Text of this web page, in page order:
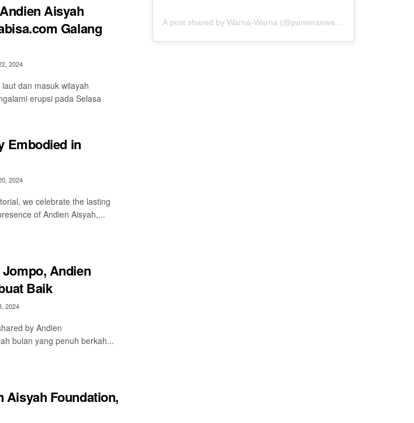
Aisyah
Galang
2024
dan masuk wilayah
erupsi pada Selasa
Embodied in
2024
we celebrate the lasting
of Andien Aisyah,...
Andien
Baik
2024
by Andien
bulan yang penuh berkah...
Aisyah Foundation,
A post shared by Warna-Warna (@pameranwarnawarna)